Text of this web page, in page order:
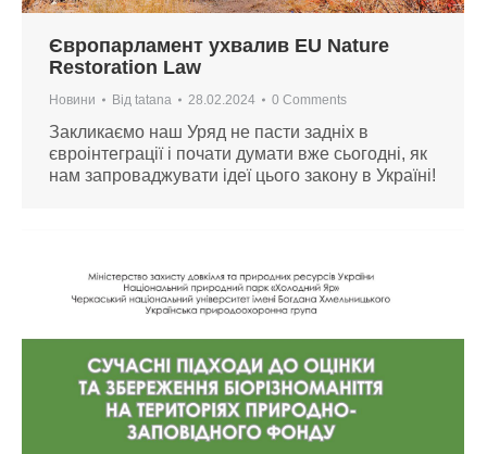
Європарламент ухвалив EU Nature
Restoration Law
Новини Від tatana 28.02.2024 0 Comments
Закликаємо наш Уряд не пасти задніх в
євроінтеграції і почати думати вже сьогодні, як
нам запроваджувати ідеї цього закону в Україні!